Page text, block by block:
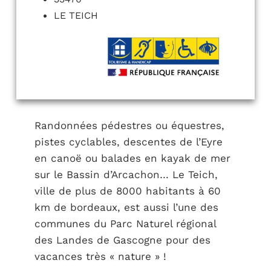
LE TEICH
Randonnées pédestres ou équestres,
pistes cyclables, descentes de l’Eyre
en canoë ou balades en kayak de mer
sur le Bassin d’Arcachon… Le Teich,
ville de plus de 8000 habitants à 60
km de bordeaux, est aussi l’une des
communes du Parc Naturel régional
des Landes de Gascogne pour des
vacances très « nature » !